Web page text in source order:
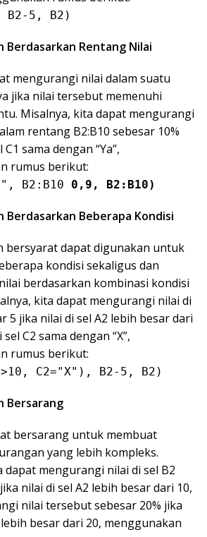
B2-5, B2)
Berdasarkan Rentang Nilai
mengurangi nilai dalam suatu
jika nilai tersebut memenuhi
Misalnya, kita dapat mengurangi
rentang B2:B10 sebesar 10%
sama dengan “Ya”,
rumus berikut:
B2:B10 0,9, B2:B10)
Berdasarkan Beberapa Kondisi
bersyarat dapat digunakan untuk
kondisi sekaligus dan
berdasarkan kombinasi kondisi
kita dapat mengurangi nilai di
5 jika nilai di sel A2 lebih besar dari
C2 sama dengan “X”,
rumus berikut:
C2="X"), B2-5, B2)
Bersarang
bersarang untuk membuat
yang lebih kompleks.
dapat mengurangi nilai di sel B2
nilai di sel A2 lebih besar dari 10,
nilai tersebut sebesar 20% jika
besar dari 20, menggunakan